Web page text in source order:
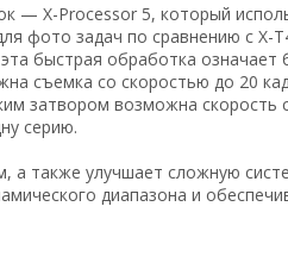
— X-Processor 5, который
фото задач по сравнению с X-
быстрая обработка
съемка со скоростью до 20
затвором возможна скорость
серию.
также улучшает сложную
диапазона и